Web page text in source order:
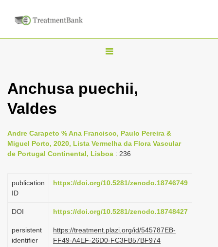
T
g
n
a
i
g
t
i
o
Anchusa puechii,
Valdes
Andre Carapeto % Ana Francisco, Paulo Pereira &
Miguel Porto, 2020, Lista Vermelha da Flora Vascular
de Portugal Continental, Lisboa : 236
publication
ID
https://doi.org/10.5281/zenodo.18746749
DOI https://doi.org/10.5281/zenodo.18748427
persistent
identifier
https://treatment.plazi.org/id/545787EB-
FF49-A4EF-26D0-FC3FB57BF974